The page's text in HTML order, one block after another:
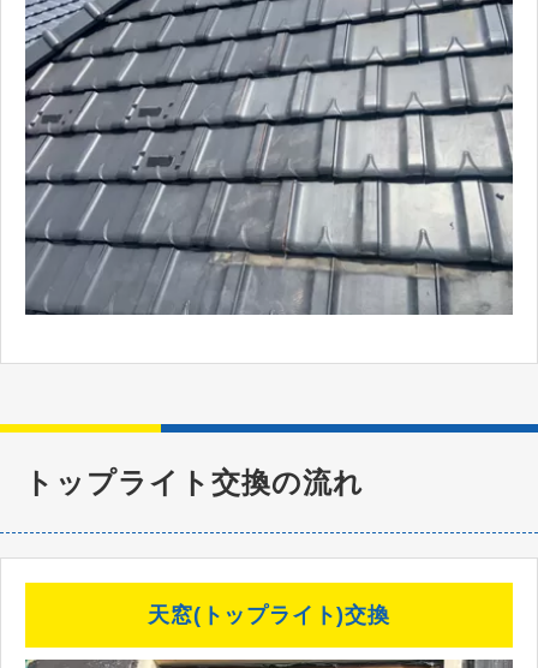
トップライト交換の流れ
天窓(トップライト)交換